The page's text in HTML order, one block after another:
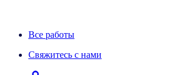
Все работы
Свяжитесь с нами